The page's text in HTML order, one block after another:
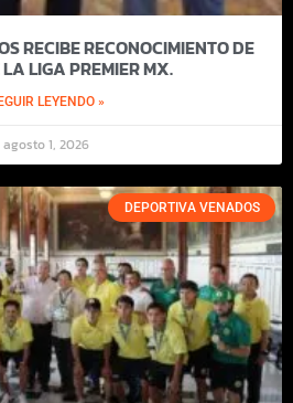
RECIBE RECONOCIMIENTO DE
LIGA PREMIER MX.
LEYENDO »
agosto 1, 2026
DEPORTIVA VENADOS